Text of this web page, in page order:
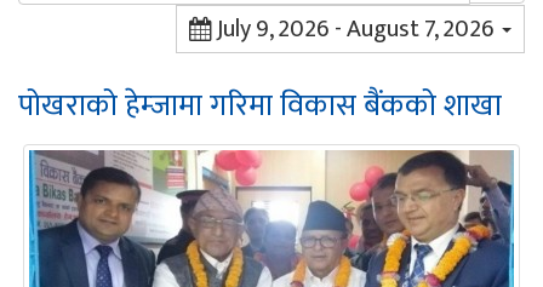
July 9, 2026 - August 7, 2026
पोखराको हेम्जामा गरिमा विकास बैंकको शाखा